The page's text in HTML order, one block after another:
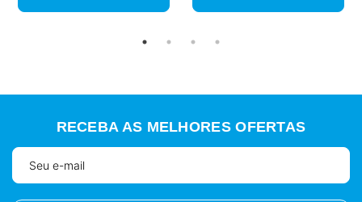
RECEBA AS MELHORES OFERTAS